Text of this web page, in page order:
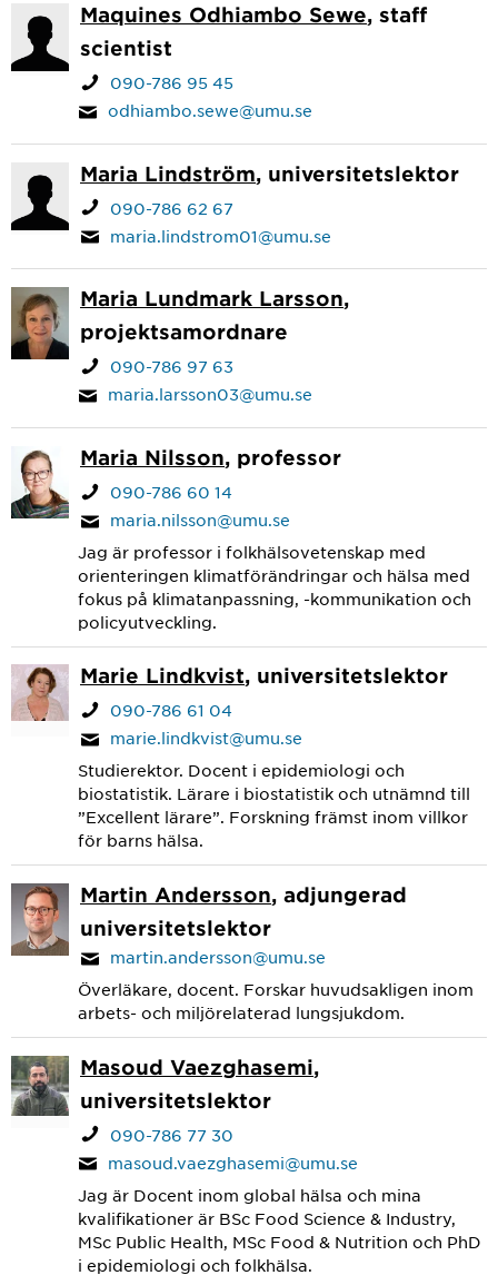
Maquines Odhiambo Sewe, staff
scientist
090-786 95 45
odhiambo.sewe@umu.se
Maria Lindström, universitetslektor
090-786 62 67
maria.lindstrom01@umu.se
Maria Lundmark Larsson,
projektsamordnare
090-786 97 63
maria.larsson03@umu.se
Maria Nilsson, professor
090-786 60 14
maria.nilsson@umu.se
Jag är professor i folkhälsovetenskap med
orienteringen klimatförändringar och hälsa med
fokus på klimatanpassning, -kommunikation och
policyutveckling.
Marie Lindkvist, universitetslektor
090-786 61 04
marie.lindkvist@umu.se
Studierektor. Docent i epidemiologi och
biostatistik. Lärare i biostatistik och utnämnd till
”Excellent lärare”. Forskning främst inom villkor
för barns hälsa.
Martin Andersson, adjungerad
universitetslektor
martin.andersson@umu.se
Överläkare, docent. Forskar huvudsakligen inom
arbets- och miljörelaterad lungsjukdom.
Masoud Vaezghasemi,
universitetslektor
090-786 77 30
masoud.vaezghasemi@umu.se
Jag är Docent inom global hälsa och mina
kvalifikationer är BSc Food Science & Industry,
MSc Public Health, MSc Food & Nutrition och PhD
i epidemiologi och folkhälsa.